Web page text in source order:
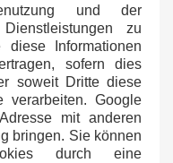
und der
zu
Informationen
sofern dies
soweit Dritte diese
verarbeiten. Google
mit anderen
bringen. Sie können
durch eine